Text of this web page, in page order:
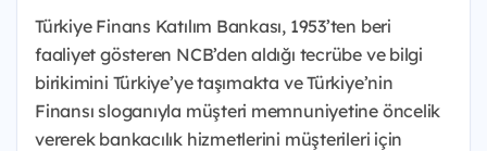
Türkiye Finans Katılım Bankası, 1953’ten beri
faaliyet gösteren NCB’den aldığı tecrübe ve bilgi
birikimini Türkiye’ye taşımakta ve Türkiye’nin
Finansı sloganıyla müşteri memnuniyetine öncelik
vererek bankacılık hizmetlerini müşterileri için